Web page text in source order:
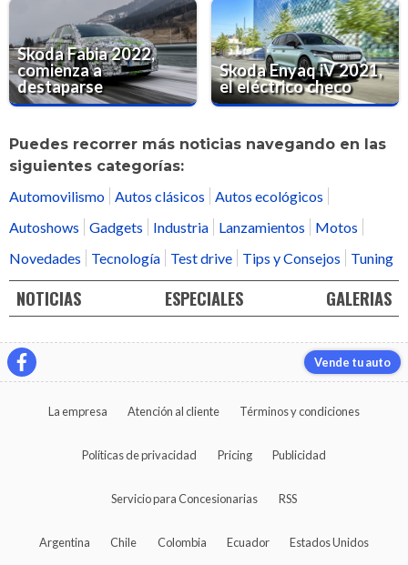
Skoda Fabia 2022,
comienza a
destaparse
Skoda Enyaq iV 2021,
el eléctrico checo
Puedes recorrer más noticias navegando en las
siguientes categorías:
Automovilismo
Autos clásicos
Autos ecológicos
Autoshows
Gadgets Industria Lanzamientos
Motos
Novedades
Tecnología Test drive Tips y Consejos Tuning
NOTICIAS ESPECIALES GALERIAS
Vende tu auto
La empresa Atención al cliente Términos y condiciones
Políticas de privacidad Pricing Publicidad
Servicio para Concesionarias RSS
Argentina Chile Colombia Ecuador Estados Unidos